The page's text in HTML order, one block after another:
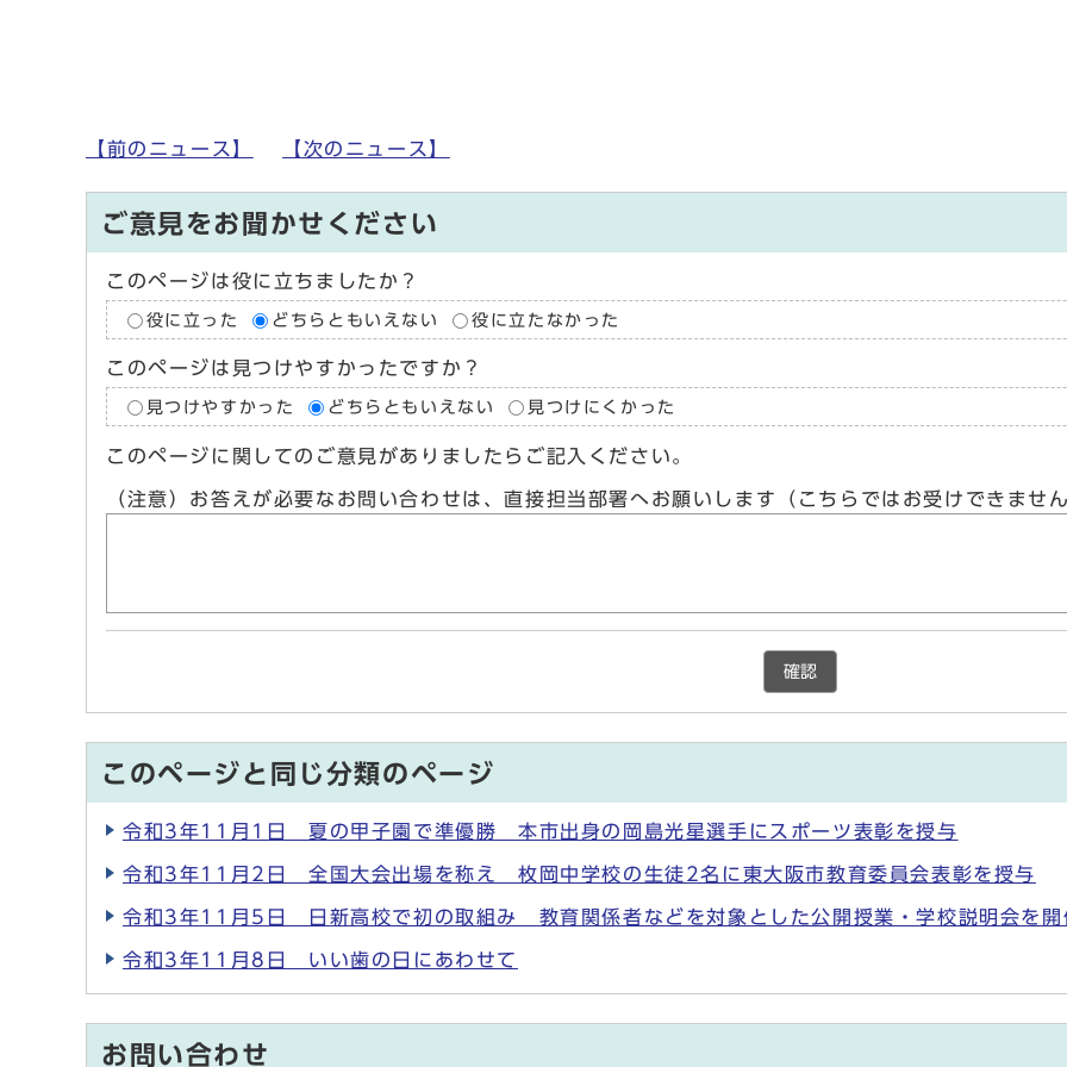
【前のニュース】 【次のニュース】
ご意見をお聞かせください
このページは役に立ちましたか？
役に立った どちらともいえない 役に立たなかった
このページは見つけやすかったですか？
見つけやすかった どちらともいえない 見つけにくかった
このページに関してのご意見がありましたらご記入ください。
（注意）お答えが必要なお問い合わせは、直接担当部署へお願いします（こちらではお受けできませ
確認
このページと同じ分類のページ
令和3年11月1日 夏の甲子園で準優勝 本市出身の岡島光星選手にスポーツ表彰を授与
令和3年11月2日 全国大会出場を称え 枚岡中学校の生徒2名に東大阪市教育委員会表彰を授与
令和3年11月5日 日新高校で初の取組み 教育関係者などを対象とした公開授業・学校説明会を開
令和3年11月8日 いい歯の日にあわせて
お問い合わせ